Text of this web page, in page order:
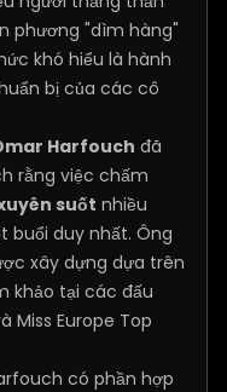
phương "dìm hàng"
khó hiểu là hành
bị của các cô
Harfouch đã
rằng việc chấm
suốt nhiều
buổi duy nhất. Ông
xây dựng dựa trên
khảo tại các đấu
Miss Europe Top
có phần hợp